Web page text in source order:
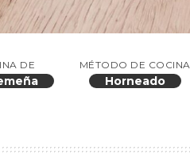
DE MÉTODO DE COCINA
Horneado